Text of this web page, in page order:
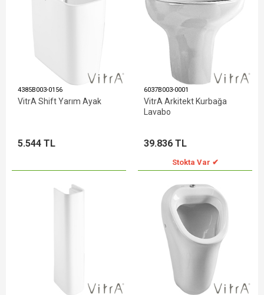
4385B003-0156
VitrA Shift Yarım Ayak
5.544 TL
6037B003-0001
VitrA Arkitekt Kurbağa
Lavabo
39.836 TL
Stokta Var ✔